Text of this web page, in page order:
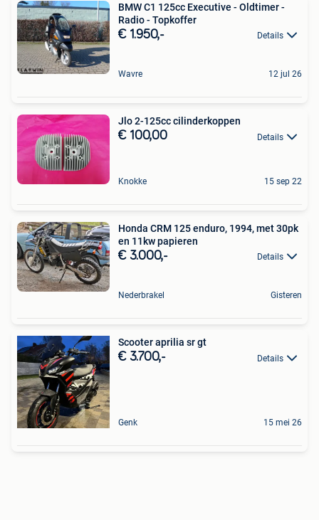
BMW C1 125cc Executive - Oldtimer -
Radio - Topkoffer
€ 1.950,- Details
Wavre 12 jul 26
Jlo 2-125cc cilinderkoppen
€ 100,00 Details
Knokke 15 sep 22
Honda CRM 125 enduro, 1994, met 30pk
en 11kw papieren
€ 3.000,- Details
Nederbrakel Gisteren
Scooter aprilia sr gt
€ 3.700,- Details
Genk 15 mei 26